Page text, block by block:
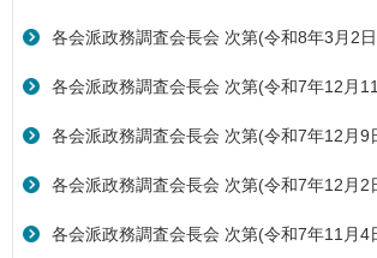
各会派政務調査会長会 次第(令和8年3月2日
各会派政務調査会長会 次第(令和7年12月11
各会派政務調査会長会 次第(令和7年12月9
各会派政務調査会長会 次第(令和7年12月2
各会派政務調査会長会 次第(令和7年11月4